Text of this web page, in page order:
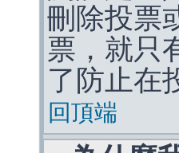
刪除投票
票，就只
了防止在
回頂端